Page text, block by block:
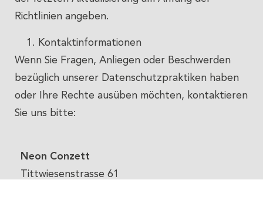
Richtlinien angeben.
Kontaktinformationen
Wenn Sie Fragen, Anliegen oder Beschwerden
bezüglich unserer Datenschutzpraktiken haben
oder Ihre Rechte ausüben möchten, kontaktieren
Sie uns bitte:
Neon Conzett
Tittwiesenstrasse 61
Zurück nach Oben
Kontakt
Team